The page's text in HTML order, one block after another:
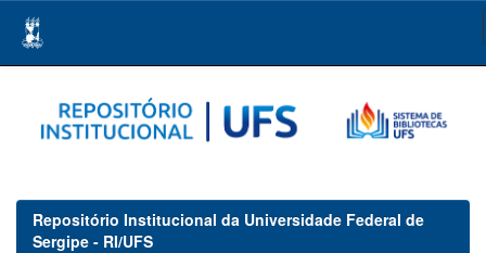
navigation
Repositório Institucional da Universidade Federal de
Sergipe - RI/UFS